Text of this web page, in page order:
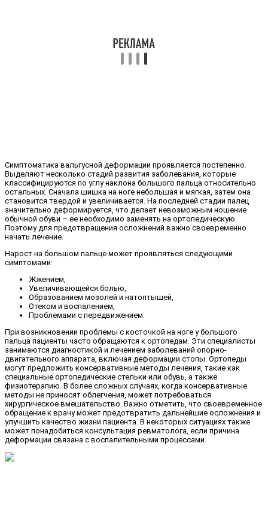
Симптоматика вальгусной деформации проявляется постепенно.
Выделяют несколько стадий развития заболевания, которые
классифицируются по углу наклона большого пальца относительно
остальных. Сначала шишка на ноге небольшая и мягкая, затем она
становится твердой и увеличивается. На последней стадии палец
значительно деформируется, что делает невозможным ношение
обычной обуви – ее необходимо заменять на ортопедическую.
Поэтому для предотвращения осложнений важно своевременно
начать лечение.
Нарост на большом пальце может проявляться следующими
симптомами:
Жжением,
Увеличивающейся болью,
Образованием мозолей и натоптышей,
Отеком и воспалением,
Проблемами с передвижением.
При возникновении проблемы с косточкой на ноге у большого
пальца пациенты часто обращаются к ортопедам. Эти специалисты
занимаются диагностикой и лечением заболеваний опорно-
двигательного аппарата, включая деформации стопы. Ортопеды
могут предложить консервативные методы лечения, такие как
специальные ортопедические стельки или обувь, а также
физиотерапию. В более сложных случаях, когда консервативные
методы не приносят облегчения, может потребоваться
хирургическое вмешательство. Важно отметить, что своевременное
обращение к врачу может предотвратить дальнейшие осложнения и
улучшить качество жизни пациента. В некоторых ситуациях также
может понадобиться консультация ревматолога, если причина
деформации связана с воспалительными процессами.